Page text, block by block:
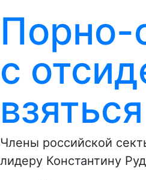
Порно-
с
Члены российской
лидеру Константину